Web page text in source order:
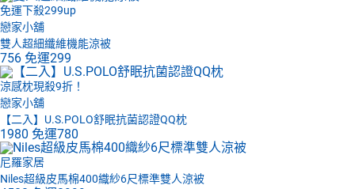
免運下殺299up
戀家小舖
雙人超細纖維機能涼被
756 免運299
涼感枕現殺9折！
戀家小舖
【二入】U.S.POLO舒眠抗菌認證QQ枕
1980 免運780
尼羅家居
Niles超級皮馬棉400織紗6尺標準雙人涼被